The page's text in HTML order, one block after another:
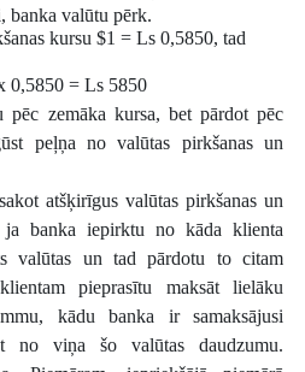
banka valūtu pērk.
kursu $1 = Ls 0,5850, tad
0,5850 = Ls 5850
zemāka kursa, bet pārdot pēc
peļņa no valūtas pirkšanas un
atšķirīgus valūtas pirkšanas un
ja banka iepirktu no kāda klienta
valūtas un tad pārdotu to citam
pieprasītu maksāt lielāku
kādu banka ir samaksājusi
no viņa šo valūtas daudzumu.